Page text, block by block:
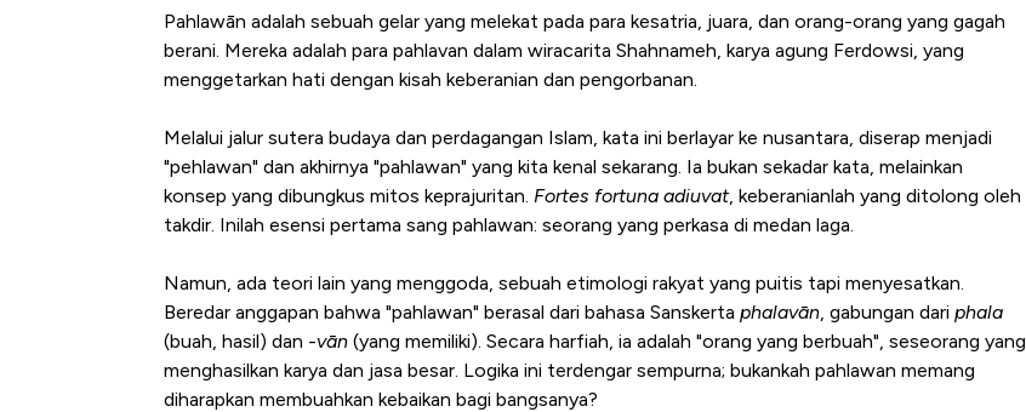
Pahlawān adalah sebuah gelar yang melekat pada para kesatria, juara, dan orang-orang yang gagah
berani. Mereka adalah para pahlavan dalam wiracarita Shahnameh, karya agung Ferdowsi, yang
menggetarkan hati dengan kisah keberanian dan pengorbanan.
Melalui jalur sutera budaya dan perdagangan Islam, kata ini berlayar ke nusantara, diserap menjadi
"pehlawan" dan akhirnya "pahlawan" yang kita kenal sekarang. Ia bukan sekadar kata, melainkan
konsep yang dibungkus mitos keprajuritan. Fortes fortuna adiuvat, keberanianlah yang ditolong oleh
takdir. Inilah esensi pertama sang pahlawan: seorang yang perkasa di medan laga.
Namun, ada teori lain yang menggoda, sebuah etimologi rakyat yang puitis tapi menyesatkan.
Beredar anggapan bahwa "pahlawan" berasal dari bahasa Sanskerta phalavān , gabungan dari phala
(buah, hasil) dan -vān (yang memiliki). Secara harfiah, ia adalah "orang yang berbuah", seseorang yang
menghasilkan karya dan jasa besar. Logika ini terdengar sempurna; bukankah pahlawan memang
diharapkan membuahkan kebaikan bagi bangsanya?